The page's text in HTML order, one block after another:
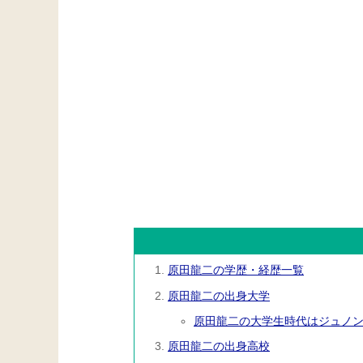
原田龍二の学歴・経歴一覧
原田龍二の出身大学
原田龍二の大学生時代はジュノ
原田龍二の出身高校